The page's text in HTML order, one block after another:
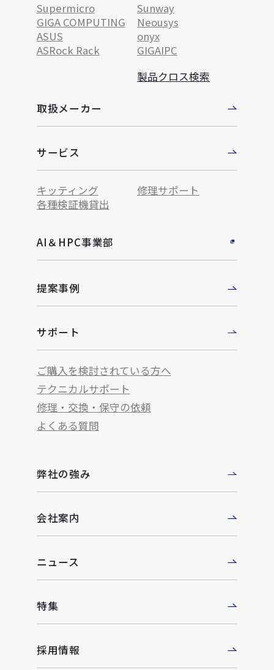
Supermicro
Sunway
GIGA COMPUTING
Neousys
ASUS
onyx
ASRock Rack
GIGAIPC
製品クロス検索
取扱メーカー
サービス
キッティング
修理サポート
各種検証機貸出
AI＆HPC事業部
提案事例
サポート
ご購入を検討されている方へ
テクニカルサポート
修理・交換・保守の依頼
よくある質問
弊社の強み
会社案内
ニュース
特集
採用情報